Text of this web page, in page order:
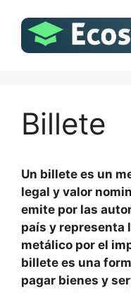
contenido
Billete
Un billete es un
legal y valor
emite por las
país y representa
metálico por el
billete es una
pagar bienes y